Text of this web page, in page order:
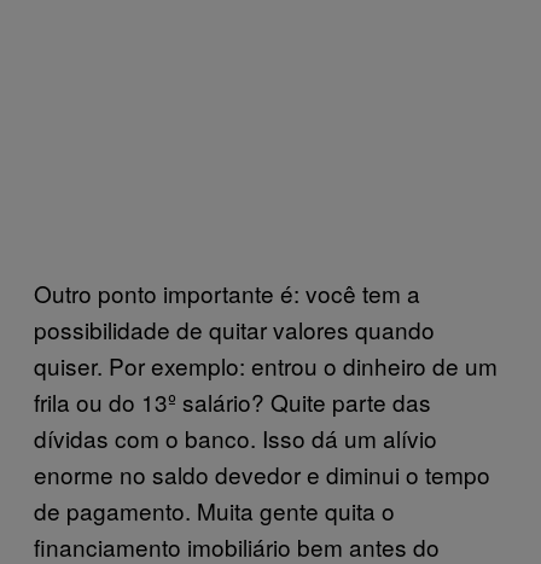
Outro ponto importante é: você tem a
possibilidade de quitar valores quando
quiser. Por exemplo: entrou o dinheiro de um
frila ou do 13º salário? Quite parte das
dívidas com o banco. Isso dá um alívio
enorme no saldo devedor e diminui o tempo
de pagamento. Muita gente quita o
financiamento imobiliário bem antes do